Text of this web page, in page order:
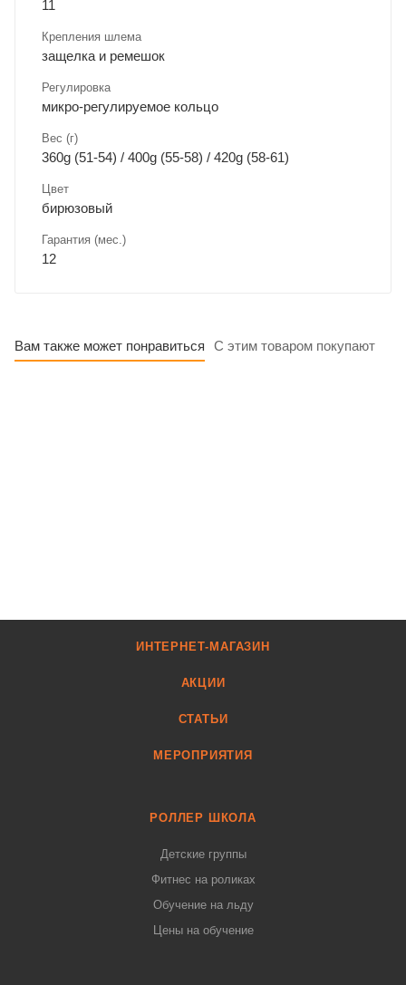
11
Крепления шлема
защелка и ремешок
Регулировка
микро-регулируемое кольцо
Вес (г)
360g (51-54) / 400g (55-58) / 420g (58-61)
Цвет
бирюзовый
Гарантия (мес.)
12
Вам также может понравиться С этим товаром покупают
ИНТЕРНЕТ-МАГАЗИН
АКЦИИ
СТАТЬИ
МЕРОПРИЯТИЯ
РОЛЛЕР ШКОЛА
Детские группы
Фитнес на роликах
Обучение на льду
Цены на обучение